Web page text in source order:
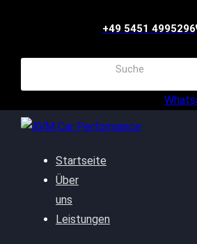
+49 5451 4995296
Startseite
Über
uns
Leistungen